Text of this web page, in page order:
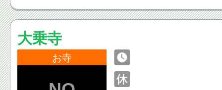
大乗寺
お寺